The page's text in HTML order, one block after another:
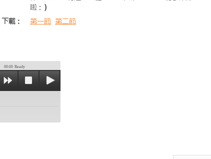
啦：）
下載：
第一節 第二節
00:00 Ready